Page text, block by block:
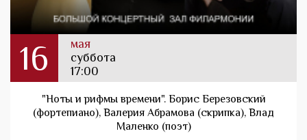
16
мая
суббота
17:00
"Ноты и рифмы времени". Борис Березовский
(фортепиано), Валерия Абрамова (скрипка), Влад
Маленко (поэт)